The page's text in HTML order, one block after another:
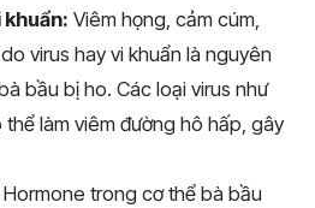
khuẩn: Viêm họng, cảm cúm,
virus hay vi khuẩn là nguyên
bầu bị ho. Các loại virus như
làm viêm đường hô hấp, gây
Hormone trong cơ thể bà bầu